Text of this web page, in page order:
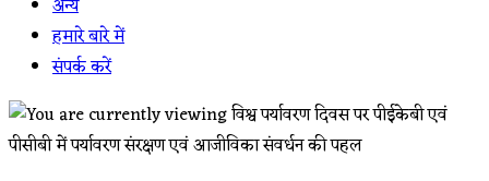
अन्य
हमारे बारे में
संपर्क करें